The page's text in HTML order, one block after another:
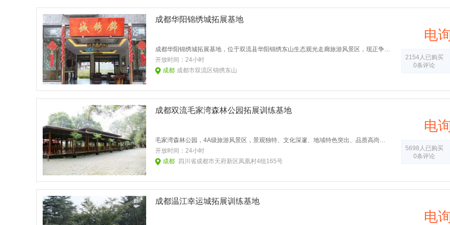
成都华阳锦绣城拓展基地
成都华阳锦绣城拓展基地，位于双流县华阳锦绣东山生态观光走廊旅游风景区，现正争创国家级4A旅游风景区，该培训基地环境优美，湖光山色，是景区管委会所在地，整个锦绣城是按照三星级园林式酒店修建和管理,是高规格会议，经销商产品分布会议，年会的理想场地。
开放时间： 24小时
成都 成都市双流区锦绣东山
电
2154人已购买
0条评论
成都双流毛家湾森林公园拓展训练基地
毛家湾森林公园，4A级旅游风景区，景观独特、文化深邃、地域特色突出、品质高尚、具有最佳旅游环境、人居环境、创业环境、整体服务功能优质的毛家湾4A级旅游风景区，一座名副其实的城市森林公园。毛家湾平地海拔高度450米，山顶海拔高度963米，大气条件一级，年均日照时间1090—1200小时，无霜期287天，年平均相对湿度83%。
开放时间： 24小时
成都
四川省成都市天府新区凤凰村4组165号
电
5698人已购买
0条评论
成都温江幸运城拓展训练基地
电